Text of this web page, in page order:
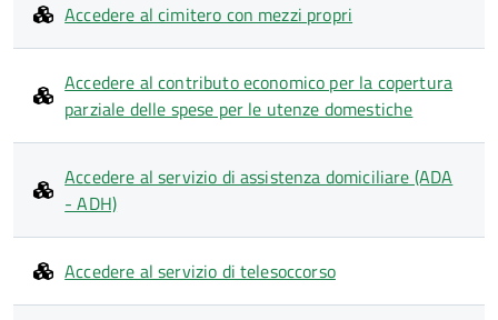
Accedere al cimitero con mezzi propri
Accedere al contributo economico per la copertura
parziale delle spese per le utenze domestiche
Accedere al servizio di assistenza domiciliare (ADA
- ADH)
Accedere al servizio di telesoccorso